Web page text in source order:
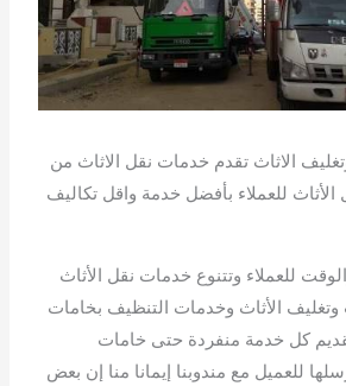
الاثاث تقدم خدمات نقل الاثاث من
للعملاء بأفضل خدمة واقل تكاليف
للعملاء وتتنوع خدمات نقل الأثاث
الأثاث وخدمات التنظيف بخامات
كل خدمة منفردة حتى خامات
للعميل مع مندوبنا إيمانا منا إن بعض